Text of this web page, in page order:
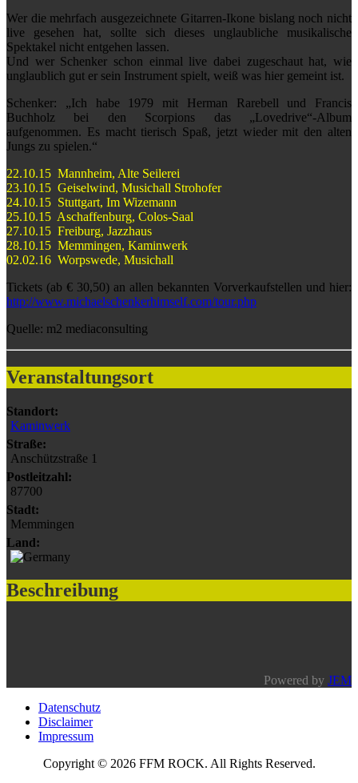
Wer die mehrfach ausgezeichnete Gitarren-Ikone bislang noch nicht
live gesehen hat, sollte sich dieses unglaubliche musikalische
Spektakel nicht entgehen lassen.
Und wer Schenker schon einmal live dabei zugeschaut hat, wie
unglaublich gut er sein Instrument spielt, weiß was hier gemeint ist.
Schenker: „Ich habe 1979 mit Herman Rarebell und Francis
Buchholz bei den Scorpions das „Lovedrive“-Album
aufgenommen. Es macht tierisch Spaß, jetzt wieder mit den alten
Jungs zu spielen.“
22.10.15 Mannheim, Alte Seilerei
23.10.15 Geiselwind, Musichall Strohofer
24.10.15 Stuttgart, Im Wizemann
25.10.15 Aschaffenburg, Colos-Saal
27.10.15 Freiburg, Jazzhaus
28.10.15 Memmingen, Kaminwerk
02.02.16 Worpswede, Musichall
Tickets (ab € 30,50) an allen bekannten Vorverkaufstellen und hier:
http://www.michaelschenkerhimself.com/tour.php
Quelle: m2 mediaconsulting
Veranstaltungsort
Standort:
Kaminwerk
Straße:
Anschützstraße 1
Postleitzahl:
87700
Stadt:
Memmingen
Land:
Beschreibung
Powered by JEM
Datenschutz
Disclaimer
Impressum
Copyright © 2026 FFM ROCK. All Rights Reserved.